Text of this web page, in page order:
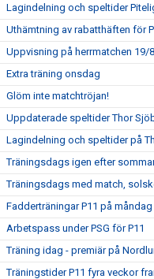
Lagindelning och speltider
Uthämtning av rabatthäften för
Uppvisning på herrmatchen 19/8
Extra träning onsdag
Glöm inte matchtröjan!
Uppdaterade speltider Thor
Lagindelning och speltider på
Träningsdags igen efter
Träningsdags med match,
Fadderträningar P11 på
Arbetspass under PSG för P11
Träning idag - premiär på
Träningstider P11 fyra veckor